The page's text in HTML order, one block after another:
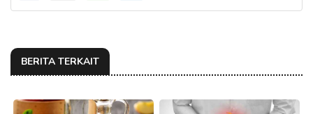
BERITA TERKAIT